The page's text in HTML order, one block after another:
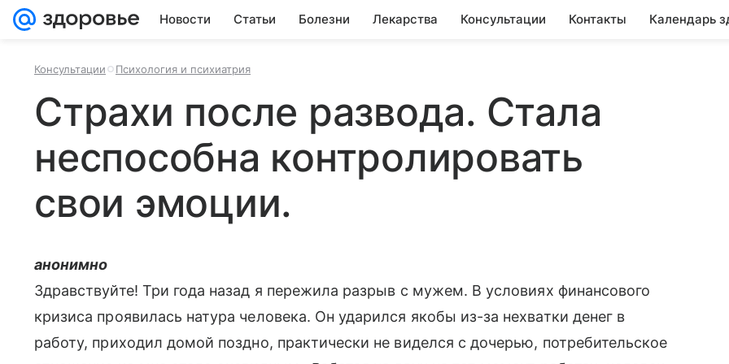
Новости Статьи Болезни Лекарства Консультации Контакты Календарь
Консультации Психология и психиатрия
Страхи после развода. Стала
неспособна контролировать
свои эмоции.
анонимно
Здравствуйте! Три года назад я пережила разрыв с мужем. В условиях финансового
кризиса проявилась натура человека. Он ударился якобы из-за нехватки денег в
работу, приходил домой поздно, практически не виделся с дочерью, потребительское